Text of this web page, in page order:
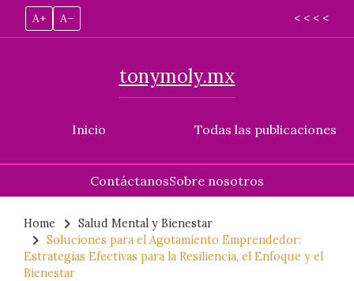
A+ A– < < < <
Inicio
tonymoly.mx
Todas las publicaciones
ContáctanosSobre nosotros
content
Home
Salud Mental y Bienestar
Soluciones para el Agotamiento Emprendedor:
Estrategias Efectivas para la Resiliencia, el Enfoque y el
Bienestar